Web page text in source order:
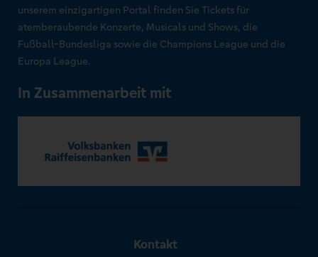
unserem einzigartigen Portal finden Sie Tickets für
atemberaubende Konzerte, Musicals und Shows, die
Fußball-Bundesliga sowie die Champions League und die
Europa League.
In Zusammenarbeit mit
Kontakt